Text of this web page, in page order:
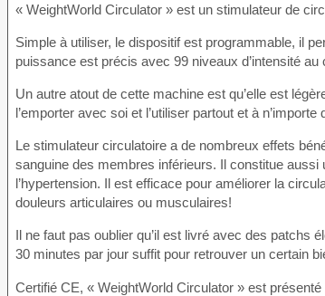
« WeightWorld Circulator » est un stimulateur de
Simple à utiliser, le dispositif est programmable, il
puissance est précis avec 99 niveaux d’intensité au
Un autre atout de cette machine est qu’elle est
l’emporter avec soi et l’utiliser partout et à n’importe
Le stimulateur circulatoire a de nombreux effets
sanguine des membres inférieurs. Il constitue aussi
l’hypertension. Il est efficace pour améliorer la
douleurs articulaires ou musculaires!
Il ne faut pas oublier qu’il est livré avec des
30 minutes par jour suffit pour retrouver un certain
Certifié CE, « WeightWorld Circulator » est